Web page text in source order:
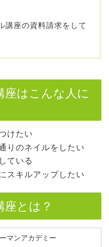
講座の資料請求をして
はこんな人に
けたい
りのネイルをしたい
ている
スキルアップしたい
とは？
マンアカデミー